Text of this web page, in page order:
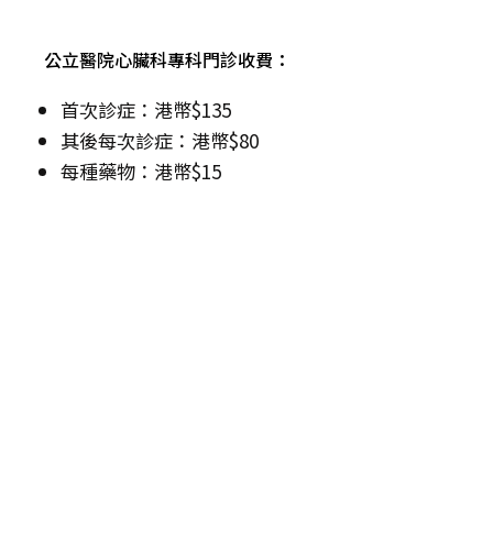
公立醫院心臟科專科門診收費：
首次診症：港幣$135
其後每次診症：港幣$80
每種藥物：港幣$15